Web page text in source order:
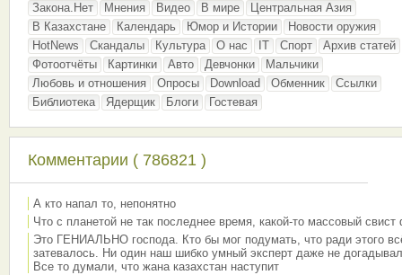
Закона.Нет
Мнения Видео В мире
Центральная Азия
В Казахстане
Календарь Юмор и Истории
Новости оружия
HotNews
Скандалы Культура О нас IT Спорт
Архив статей
Фотоотчёты
Картинки Авто Девчонки
Мальчики
Любовь и отношения
Опросы Download Обменник
Ссылки
Библиотека
Ядерщик Блоги Гостевая
Комментарии ( 786821 )
А кто напал то, непонятно
Что с планетой не так последнее время, какой-то массовый свист
Это ГЕНИАЛЬНО господа. Кто бы мог подумать, что ради этого
затевалось. Ни один наш шибко умный эксперт даже не
Все то думали, что жана казахстан наступит